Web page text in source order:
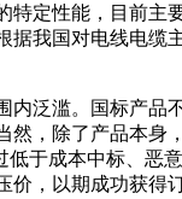
定性能，目前
据我国对电线电
内泛滥。国标产品
，除了产品本
于成本中标、
，以期成功获得